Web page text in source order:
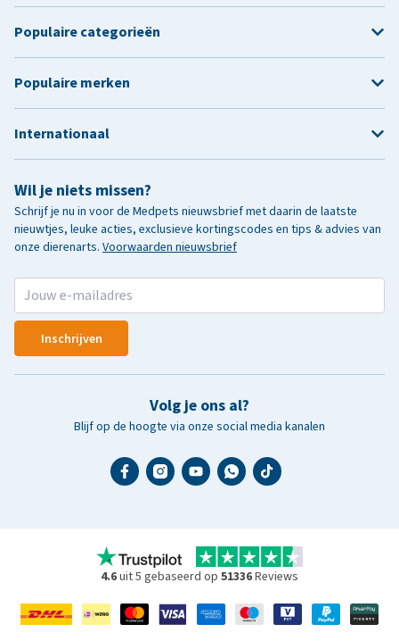
Wil je niets missen?
Schrijf je nu in voor de Medpets nieuwsbrief met daarin de laatste
nieuwtjes, leuke acties, exclusieve kortingscodes en tips & advies van
onze dierenarts. Voorwaarden nieuwsbrief
Inschrijven
Volg je ons al?
Blijf op de hoogte via onze social media kanalen
Populaire categorieën
Populaire merken
Internationaal
4.6uit 5 gebaseerd op 51336Reviews